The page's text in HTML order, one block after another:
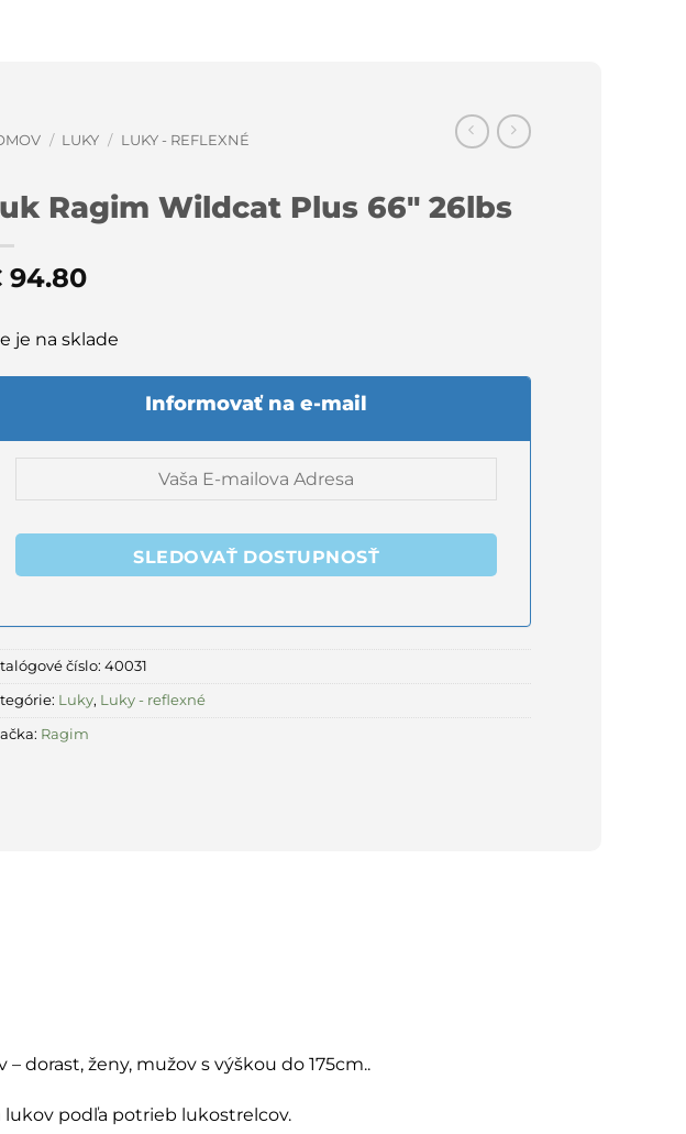
/ LUKY / LUKY - REFLEXNÉ
Ragim Wildcat Plus 66″ 26lbs
94.80
je na sklade
Informovať na e-mail
SLEDOVAŤ DOSTUPNOSŤ
číslo: 40031
Luky, Luky - reflexné
Ragim
dorast, ženy, mužov s výškou do 175cm..
podľa potrieb lukostrelcov.